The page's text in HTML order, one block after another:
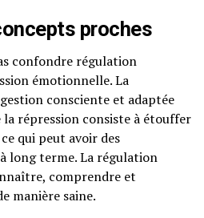
proches
confondre régulation
émotionnelle. La
consciente et adaptée
la répression consiste à étouffer
qui peut avoir des
long terme. La régulation
comprendre et
manière saine.